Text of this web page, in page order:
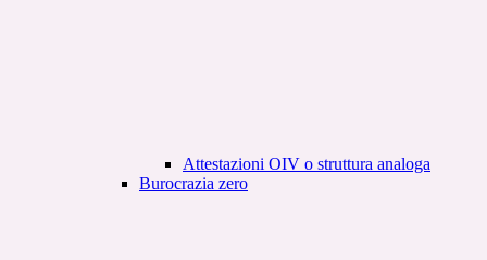
Attestazioni OIV o struttura analoga
Burocrazia zero